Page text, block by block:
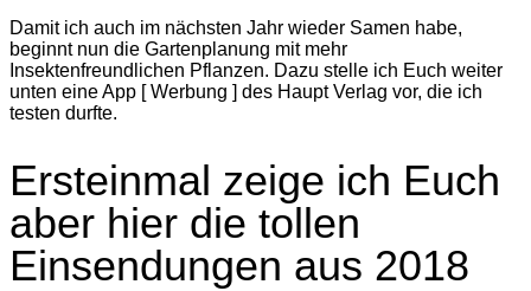
Damit ich auch im nächsten Jahr wieder Samen habe,
beginnt nun die Gartenplanung mit mehr
Insektenfreundlichen Pflanzen. Dazu stelle ich Euch weiter
unten eine App [ Werbung ] des Haupt Verlag vor, die ich
testen durfte.
Ersteinmal zeige ich Euch
aber hier die tollen
Einsendungen aus 2018